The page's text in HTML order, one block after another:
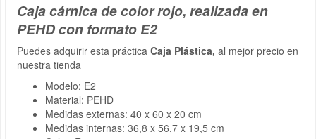
Caja cárnica de color rojo, realizada en
PEHD con formato E2
Puedes adquirir esta práctica Caja Plástica, al mejor precio en
nuestra tienda
Modelo: E2
Material: PEHD
Medidas externas: 40 x 60 x 20 cm
Medidas internas: 36,8 x 56,7 x 19,5 cm